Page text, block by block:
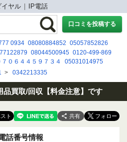
イヤル IP電話
口コミを投稿する
0934 08080884852 05057852826
08044500945 0120-499-869
７０６４４５９７３４
05031014975
088-232 05057852533
0366827546 0120958471
> 0342213335
品買取/回収【料金注意】です
共有
話番号情報